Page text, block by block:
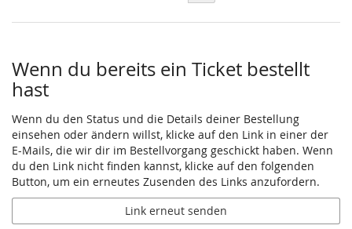
Wenn du bereits ein Ticket bestellt
hast
Wenn du den Status und die Details deiner Bestellung
einsehen oder ändern willst, klicke auf den Link in einer der
E-Mails, die wir dir im Bestellvorgang geschickt haben. Wenn
du den Link nicht finden kannst, klicke auf den folgenden
Button, um ein erneutes Zusenden des Links anzufordern.
Link erneut senden